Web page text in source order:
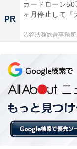
「チョコレイト・
ッチーで、一度聞
曲。「TVや店頭で
ました。「友達と
PR
カードローン
ヶ月停止して『
渋谷法務総合事務所